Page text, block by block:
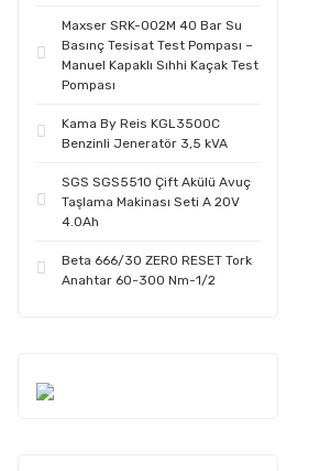
Maxser SRK-002M 40 Bar Su
Basınç Tesisat Test Pompası –
Manuel Kapaklı Sıhhi Kaçak Test
Pompası
Kama By Reis KGL3500C
Benzinli Jeneratör 3,5 kVA
SGS SGS5510 Çift Akülü Avuç
Taşlama Makinası Seti A 20V
4.0Ah
Beta 666/30 ZERO RESET Tork
Anahtar 60-300 Nm-1/2